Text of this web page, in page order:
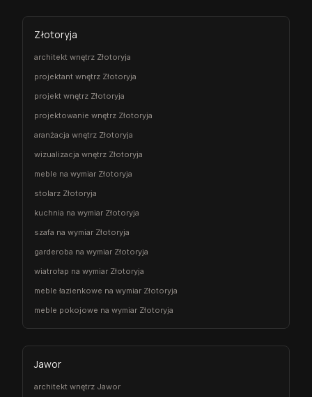
Złotoryja
architekt wnętrz Złotoryja
projektant wnętrz Złotoryja
projekt wnętrz Złotoryja
projektowanie wnętrz Złotoryja
aranżacja wnętrz Złotoryja
wizualizacja wnętrz Złotoryja
meble na wymiar Złotoryja
stolarz Złotoryja
kuchnia na wymiar Złotoryja
szafa na wymiar Złotoryja
garderoba na wymiar Złotoryja
wiatrołap na wymiar Złotoryja
meble łazienkowe na wymiar Złotoryja
meble pokojowe na wymiar Złotoryja
Jawor
architekt wnętrz Jawor